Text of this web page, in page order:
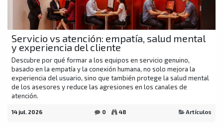
Servicio vs atención: empatía, salud mental
y experiencia del cliente
Descubre por qué formar a los equipos en servicio genuino,
basado en la empatía y la conexión humana, no solo mejora la
experiencia del usuario, sino que también protege la salud mental
de los asesores y reduce las agresiones en los canales de
atención.
14 jul. 2026 0 48 Artículos